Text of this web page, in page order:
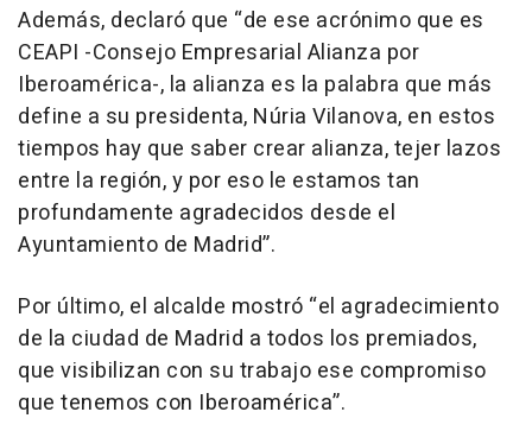
Además, declaró que “de ese acrónimo que es
CEAPI -Consejo Empresarial Alianza por
Iberoamérica-, la alianza es la palabra que más
define a su presidenta, Núria Vilanova, en estos
tiempos hay que saber crear alianza, tejer lazos
entre la región, y por eso le estamos tan
profundamente agradecidos desde el
Ayuntamiento de Madrid”.
Por último, el alcalde mostró “el agradecimiento
de la ciudad de Madrid a todos los premiados,
que visibilizan con su trabajo ese compromiso
que tenemos con Iberoamérica”.